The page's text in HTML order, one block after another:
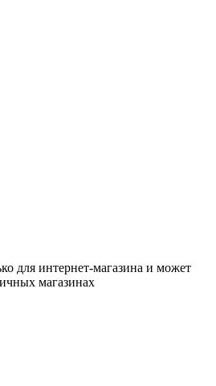
для интернет-магазина и может
магазинах